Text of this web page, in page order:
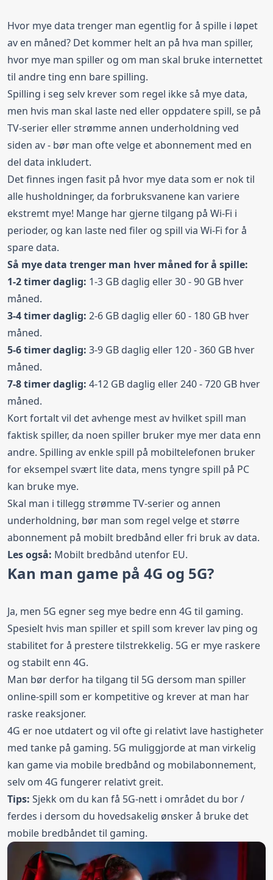
Hvor mye data trenger man egentlig for å spille i løpet
av en måned? Det kommer helt an på hva man spiller,
hvor mye man spiller og om man skal bruke internettet
til andre ting enn bare spilling.
Spilling i seg selv krever som regel ikke så mye data,
men hvis man skal laste ned eller oppdatere spill, se på
TV-serier eller strømme annen underholdning ved
siden av - bør man ofte velge et abonnement med en
del data inkludert.
Det finnes ingen fasit på hvor mye data som er nok til
alle husholdninger, da forbruksvanene kan variere
ekstremt mye! Mange har gjerne tilgang på Wi-Fi i
perioder, og kan laste ned filer og spill via Wi-Fi for å
spare data.
Så mye data trenger man hver måned for å spille:
1-2 timer daglig: 1-3 GB daglig eller 30 - 90 GB hver
måned.
3-4 timer daglig: 2-6 GB daglig eller 60 - 180 GB hver
måned.
5-6 timer daglig: 3-9 GB daglig eller 120 - 360 GB hver
måned.
7-8 timer daglig: 4-12 GB daglig eller 240 - 720 GB hver
måned.
Kort fortalt vil det avhenge mest av hvilket spill man
faktisk spiller, da noen spiller bruker mye mer data enn
andre. Spilling av enkle spill på mobiltelefonen bruker
for eksempel svært lite data, mens tyngre spill på PC
kan bruke mye.
Skal man i tillegg strømme TV-serier og annen
underholdning, bør man som regel velge et større
abonnement på mobilt bredbånd eller fri bruk av data.
Les også: Mobilt bredbånd utenfor EU.
Kan man game på 4G og 5G?
Ja, men 5G egner seg mye bedre enn 4G til gaming.
Spesielt hvis man spiller et spill som krever lav ping og
stabilitet for å prestere tilstrekkelig. 5G er mye raskere
og stabilt enn 4G.
Man bør derfor ha tilgang til 5G dersom man spiller
online-spill som er kompetitive og krever at man har
raske reaksjoner.
4G er noe utdatert og vil ofte gi relativt lave hastigheter
med tanke på gaming. 5G muliggjorde at man virkelig
kan game via mobile bredbånd og mobilabonnement,
selv om 4G fungerer relativt greit.
Tips: Sjekk om du kan få 5G-nett i området du bor /
ferdes i dersom du hovedsakelig ønsker å bruke det
mobile bredbåndet til gaming.